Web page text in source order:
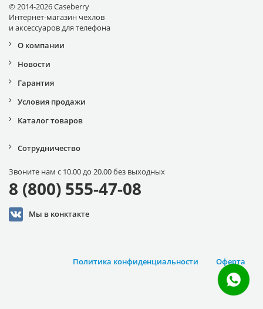
© 2014-2026 Caseberry
Интернет-магазин чехлов
и аксессуаров для телефона
О компании
Новости
Гарантия
Условия продажи
Каталог товаров
Сотрудничество
Звоните нам с 10.00 до 20.00 без выходных
8 (800) 555-47-08
Мы в конктакте
Оферта
Политика конфиденциальности